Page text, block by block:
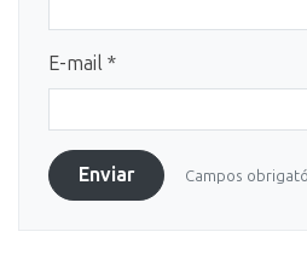
E-mail *
Enviar Campos